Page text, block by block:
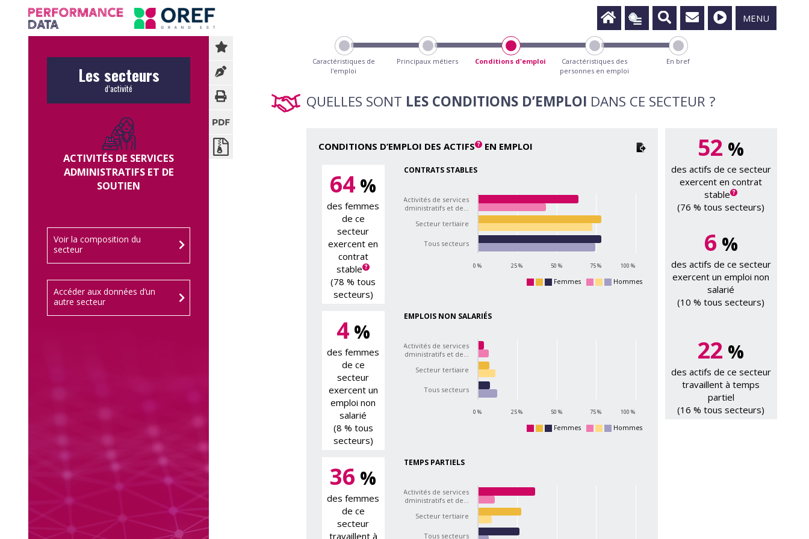
Panneau de gestion des cookies
MENU
Les secteurs
d’activité
ACTIVITÉS DE SERVICES
ADMINISTRATIFS ET DE
SOUTIEN
Voir la composition du
secteur
Accéder aux données d’un
autre secteur
Caractéristiques de
l'emploi
Principaux métiers Conditions d'emploi
Caractéristiques des
personnes en emploi
En bref
QUELLES SONT LES CONDITIONS D’EMPLOI DANS CE SECTEUR ?
CONDITIONS D’EMPLOI DES ACTIFS EN EMPLOI
64 %
des femmes
de ce
secteur
exercent en
contrat
stable
(78 % tous
secteurs)
CONTRATS STABLES
Activités de services
administratifs et de…
Secteur tertiaire
Tous secteurs
0 % 100 %
25 % 50 % 75 %
Femmes Hommes
4%
des femmes
de ce
secteur
exercent un
emploi non
salarié
(8 % tous
secteurs)
EMPLOIS NON SALARIÉS
Activités de services
administratifs et de…
Secteur tertiaire
Tous secteurs
0 % 100 %
25 % 50 % 75 %
Femmes Hommes
36 %
des femmes
de ce
secteur
travaillent à
TEMPS PARTIELS
Activités de services
administratifs et de…
Secteur tertiaire
Tous secteurs
52 %
des actifs de ce secteur
exercent en contrat
stable
(76 % tous secteurs)
6 %
des actifs de ce secteur
exercent un emploi non
salarié
(10 % tous secteurs)
22 %
des actifs de ce secteur
travaillent à temps
partiel
(16 % tous secteurs)